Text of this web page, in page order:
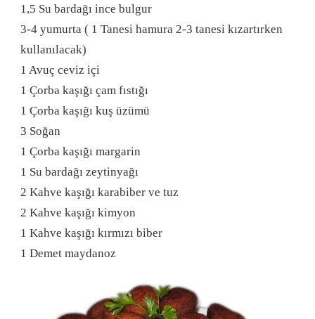
1,5 Su bardağı ince bulgur
3-4 yumurta ( 1 Tanesi hamura 2-3 tanesi kızartırken
kullanılacak)
1 Avuç ceviz içi
1 Çorba kaşığı çam fıstığı
1 Çorba kaşığı kuş üzümü
3 Soğan
1 Çorba kaşığı margarin
1 Su bardağı zeytinyağı
2 Kahve kaşığı karabiber ve tuz
2 Kahve kaşığı kimyon
1 Kahve kaşığı kırmızı biber
1 Demet maydanoz